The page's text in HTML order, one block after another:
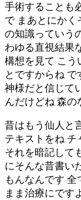
手術することも
で まあとにかく
の知識っていう
わゆる直視結果
構想を見て こう
とですからね
神様だと信じて
んだけどね 森の
昔はもう仙人と
テキストをね チ
それを暗記して
にそんな昔書い
もんなんです
まま治療にです